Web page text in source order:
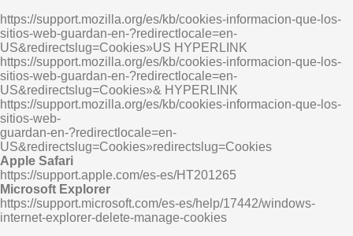
https://support.mozilla.org/es/kb/cookies-informacion-que-los-
sitios-web-guardan-en-?redirectlocale=en-
US&redirectslug=Cookies»US HYPERLINK
https://support.mozilla.org/es/kb/cookies-informacion-que-los-
sitios-web-guardan-en-?redirectlocale=en-
US&redirectslug=Cookies»& HYPERLINK
https://support.mozilla.org/es/kb/cookies-informacion-que-los-
sitios-web-
guardan-en-?redirectlocale=en-
US&redirectslug=Cookies»redirectslug=Cookies
Apple Safari
https://support.apple.com/es-es/HT201265
Microsoft Explorer
https://support.microsoft.com/es-es/help/17442/windows-
internet-explorer-delete-manage-cookies